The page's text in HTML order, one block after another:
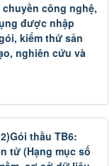
công nghệ,
được nhập
kiểm thử sản
nghiên cứu và
thầu TB6:
tử (Hạng mục số